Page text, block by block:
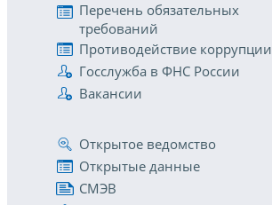
Перечень обязательных
требований
Противодействие коррупции
Госслужба в ФНС России
Вакансии
Открытое ведомство
Открытые данные
СМЭВ